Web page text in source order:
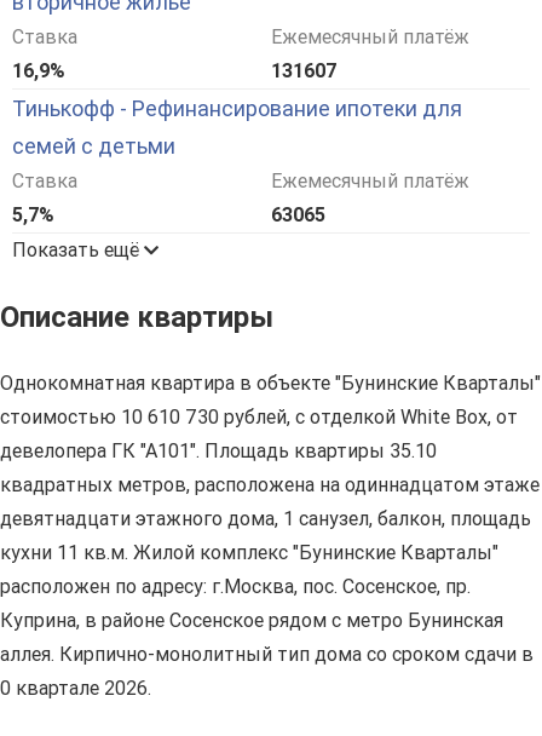
Ставка
16,9%
Ежемесячный платёж
131607
Тинькофф - Рефинансирование ипотеки для
семей с детьми
Ставка
5,7%
Ежемесячный платёж
63065
Показать ещё
Описание квартиры
Однокомнатная квартира в объекте "Бунинские Кварталы"
стоимостью 10 610 730 рублей, с отделкой White Box, от
девелопера ГК "А101". Площадь квартиры 35.10
квадратных метров, расположена на одиннадцатом этаже
девятнадцати этажного дома, 1 санузел, балкон, площадь
кухни 11 кв.м. Жилой комплекс "Бунинские Кварталы"
расположен по адресу: г.Москва, пос. Сосенское, пр.
Куприна, в районе Сосенское рядом с метро Бунинская
аллея. Кирпично-монолитный тип дома со сроком сдачи в
0 квартале 2026.